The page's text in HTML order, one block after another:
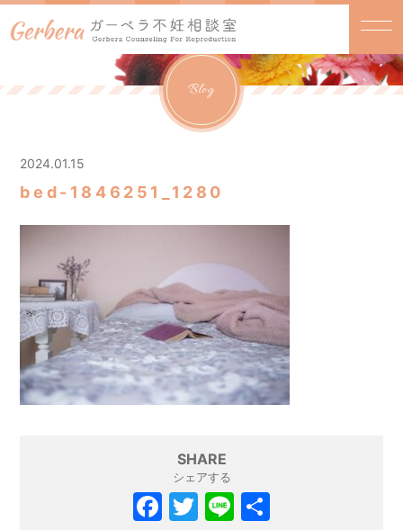
Blog
2024.01.15
bed-1846251_1280
SHARE
シェアする
F T Li